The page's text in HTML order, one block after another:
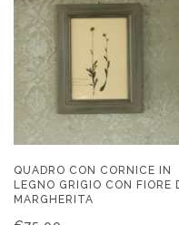
QUADRO CON CORNICE IN
LEGNO GRIGIO CON FIORE
MARGHERITA